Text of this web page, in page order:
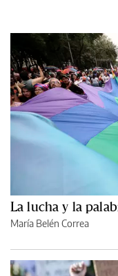
La lucha y la
María Belén Correa